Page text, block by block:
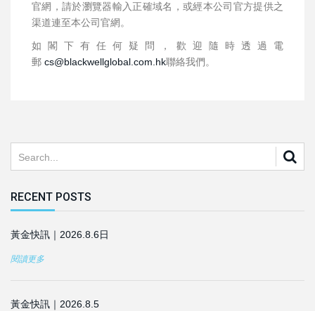
官網，請於瀏覽器輸入正確域名，或經本公司官方提供之
渠道連至本公司官網。
如閣下有任何疑問，歡迎隨時透過電
郵 cs@blackwellglobal.com.hk聯絡我們。
RECENT POSTS
黃金快訊｜2026.8.6日
閱讀更多
黃金快訊｜2026.8.5